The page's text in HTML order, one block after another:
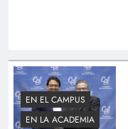
EN EL CAMPUS
EN LA ACADEMIA